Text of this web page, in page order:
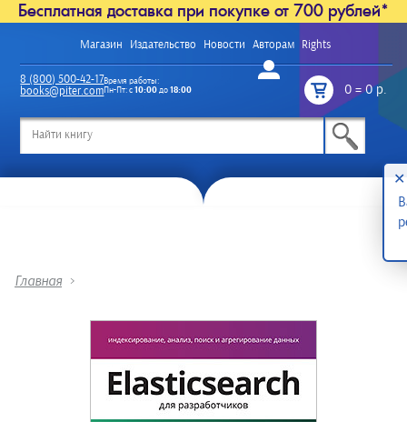
Бесплатная доставка при покупке от 700 рублей*
Магазин Издательство Новости Авторам Rights
Войти
0=0 р.
8 (800) 500-42-17
books@piter.com
Время работы:
Пн-Пт: с10:00до18:00
Главная >
✕